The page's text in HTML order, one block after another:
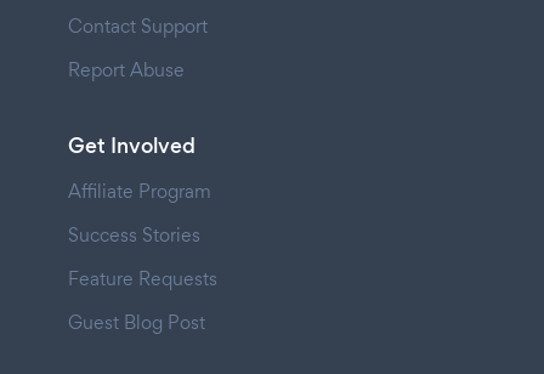
Contact Support
Report Abuse
Get Involved
Affiliate Program
Success Stories
Feature Requests
Guest Blog Post